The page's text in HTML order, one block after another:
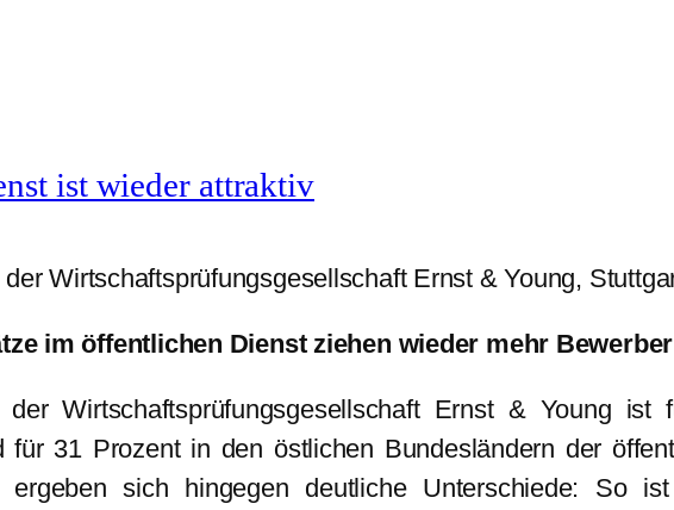
ist wieder attraktiv
Wirtschaftsprüfungsgesellschaft Ernst & Young,
im öffentlichen Dienst ziehen wieder mehr
Wirtschaftsprüfungsgesellschaft Ernst & Young
für 31 Prozent in den östlichen Bundesländern der
ergeben sich hingegen deutliche Unterschiede: So